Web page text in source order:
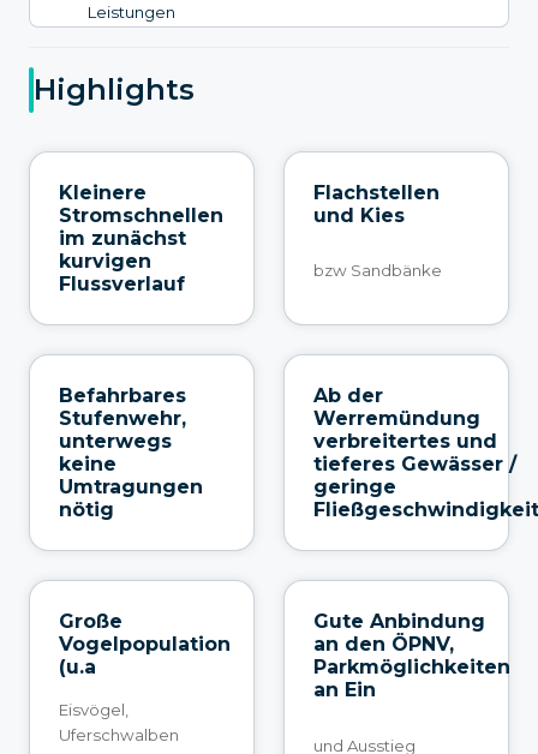
Leistungen
Highlights
Kleinere
Stromschnellen
im zunächst
kurvigen
Flussverlauf
Flachstellen
und Kies
bzw Sandbänke
Befahrbares
Stufenwehr,
unterwegs
keine
Umtragungen
nötig
Ab der
Werremündung
verbreitertes und
tieferes Gewässer /
geringe
Fließgeschwindigkeit
Große
Vogelpopulation
(u.a
Eisvögel,
Uferschwalben
Gute Anbindung
an den ÖPNV,
Parkmöglichkeiten
an Ein
und Ausstieg